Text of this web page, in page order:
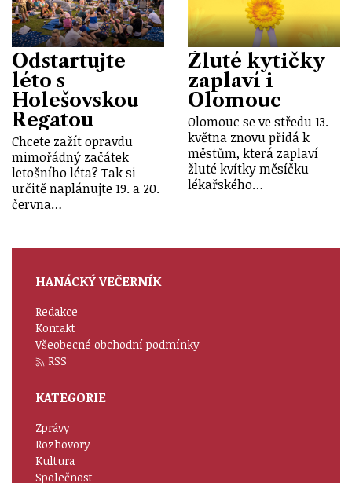
Odstartujte
léto s
Holešovskou
Regatou
Chcete zažít opravdu
mimořádný začátek
letošního léta? Tak si
určitě naplánujte 19. a 20.
června…
Žluté kytičky
zaplaví i
Olomouc
Olomouc se ve středu 13.
května znovu přidá k
městům, která zaplaví
žluté kvítky měsíčku
lékařského…
HANÁCKÝ VEČERNÍK
Redakce
Kontakt
Všeobecné obchodní podmínky
RSS
KATEGORIE
Zprávy
Rozhovory
Kultura
Společnost